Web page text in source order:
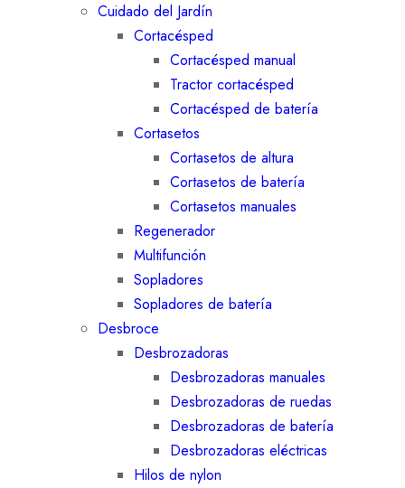
Cuidado del Jardín
Cortacésped
Cortacésped manual
Tractor cortacésped
Cortacésped de batería
Cortasetos
Cortasetos de altura
Cortasetos de batería
Cortasetos manuales
Regenerador
Multifunción
Sopladores
Sopladores de batería
Desbroce
Desbrozadoras
Desbrozadoras manuales
Desbrozadoras de ruedas
Desbrozadoras de batería
Desbrozadoras eléctricas
Hilos de nylon